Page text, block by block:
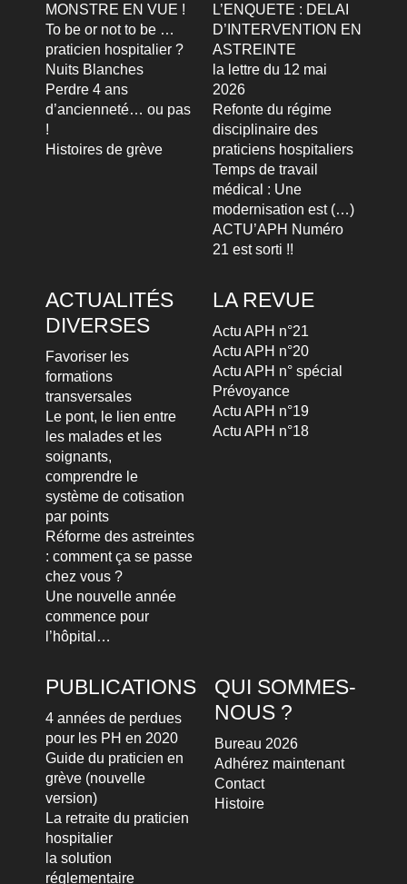
MONSTRE EN VUE !
To be or not to be …
praticien hospitalier ?
Nuits Blanches
Perdre 4 ans
d’ancienneté… ou pas
!
Histoires de grève
L’ENQUETE : DELAI
D’INTERVENTION EN
ASTREINTE
la lettre du 12 mai
2026
Refonte du régime
disciplinaire des
praticiens hospitaliers
Temps de travail
médical : Une
modernisation est (…)
ACTU’APH Numéro
21 est sorti !!
ACTUALITÉS
DIVERSES
Favoriser les
formations
transversales
Le pont, le lien entre
les malades et les
soignants,
comprendre le
système de cotisation
par points
Réforme des astreintes
: comment ça se passe
chez vous ?
Une nouvelle année
commence pour
l’hôpital…
LA REVUE
Actu APH n°21
Actu APH n°20
Actu APH n° spécial
Prévoyance
Actu APH n°19
Actu APH n°18
PUBLICATIONS
4 années de perdues
pour les PH en 2020
Guide du praticien en
grève (nouvelle
version)
La retraite du praticien
hospitalier
la solution
réglementaire
QUI SOMMES-
NOUS ?
Bureau 2026
Adhérez maintenant
Contact
Histoire